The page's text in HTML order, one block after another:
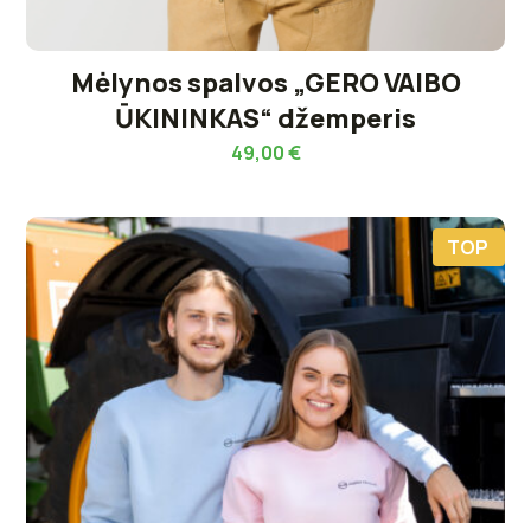
Mėlynos spalvos „GERO VAIBO
ŪKININKAS“ džemperis
49,00€
TOP